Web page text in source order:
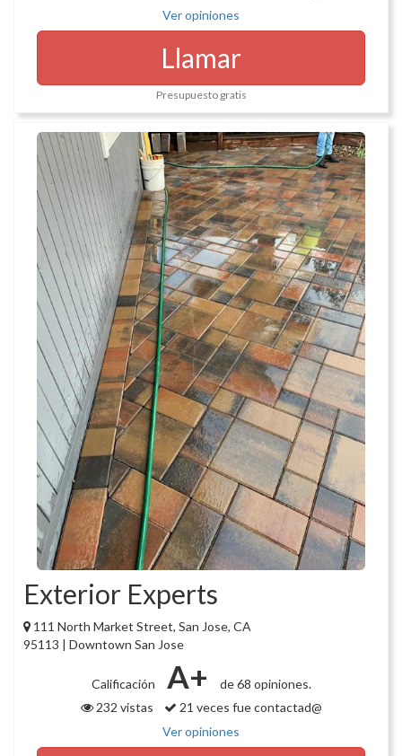
Ver opiniones
Llamar
Presupuesto gratis
Exterior Experts
111 North Market Street, San Jose, CA
95113 | Downtown San Jose
Calificación A+
de 68 opiniones.
232 vistas
21 veces fue contactad@
Ver opiniones